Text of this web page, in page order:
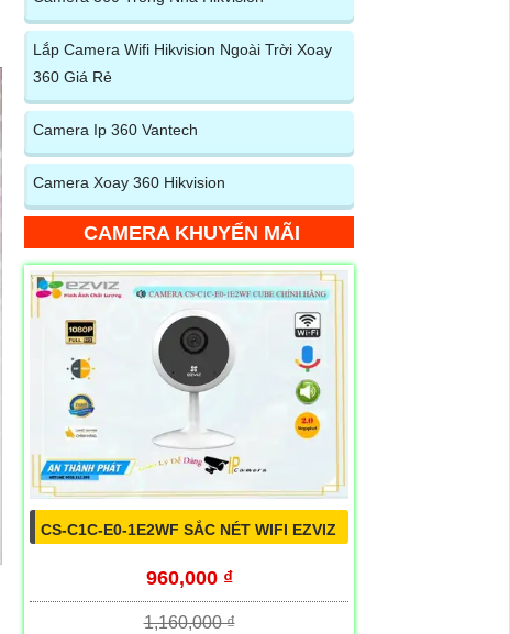
Lắp Camera Wifi Hikvision Ngoài Trời Xoay
360 Giá Rẻ
Camera Ip 360 Vantech
Camera Xoay 360 Hikvision
CAMERA KHUYẾN MÃI
CS-C1C-E0-1E2WF SẮC NÉT WIFI EZVIZ
960,000 ₫
1,160,000 ₫